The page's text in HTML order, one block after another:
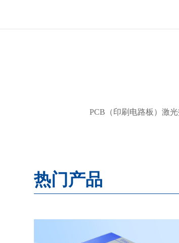
PCB（印刷电路板）激
热门产品